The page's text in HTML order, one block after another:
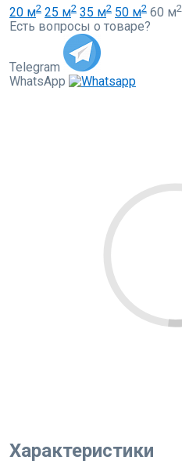
20 м2 25 м2 35 м2 50 м2 60 м2
Есть вопросы о товаре?
Telegram
WhatsApp
Характеристики